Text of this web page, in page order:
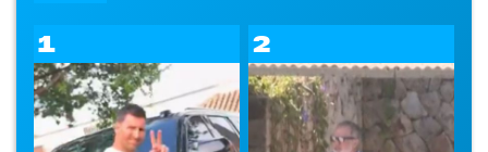
1 2